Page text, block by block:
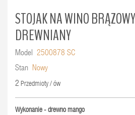
STOJAK NA WINO
DREWNIANY
Model 2500878 SC
Stan Nowy
2 Przedmioty / ów
Wykonanie - drewno mango